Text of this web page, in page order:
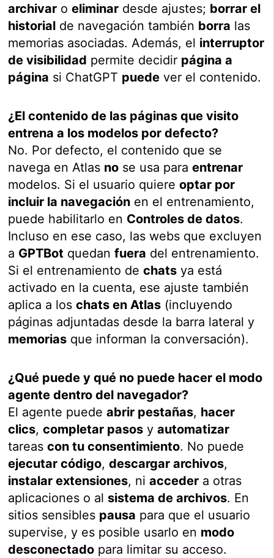
archivar oeliminar desde ajustes; borrar el
historial de navegación también borra las
memorias asociadas. Además, el interruptor
de visibilidad permite decidir página a
página si ChatGPT puede ver el contenido.
¿El contenido de las páginas que visito
entrena a los modelos por defecto?
No. Por defecto, el contenido que se
navega en Atlas no se usa paraentrenar
modelos. Si el usuario quiereoptar por
incluir la navegación en el entrenamiento,
puede habilitarlo en Controles de datos.
Incluso en ese caso, las webs que excluyen
a GPTBot quedanfuera del entrenamiento.
Si el entrenamiento dechats ya está
activado en la cuenta, ese ajuste también
aplica a loschats en Atlas (incluyendo
páginas adjuntadas desde la barra lateral y
memorias que informan la conversación).
¿Qué puede y qué no puede hacer el modo
agente dentro del navegador?
El agente puedeabrir pestañas, hacer
clics,completar pasos yautomatizar
tareascon tu consentimiento. No puede
ejecutar código,descargar archivos,
instalar extensiones, niacceder a otras
aplicaciones o al sistema de archivos. En
sitios sensibles pausa para que el usuario
supervise, y es posible usarlo en modo
desconectado para limitar su acceso.